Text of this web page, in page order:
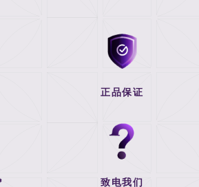
正品保证
致电我们